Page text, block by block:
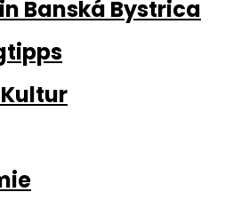
Banská Bystrica